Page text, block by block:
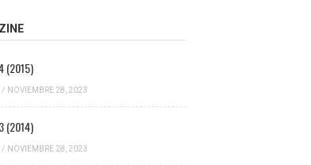
(2015)
/ NOVIEMBRE 28, 2023
(2014)
/ NOVIEMBRE 28, 2023